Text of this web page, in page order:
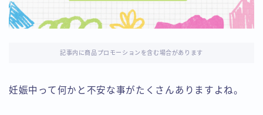
記事内に商品プロモーションを含む場合があります
妊娠中って何かと不安な事がたくさんありますよね。